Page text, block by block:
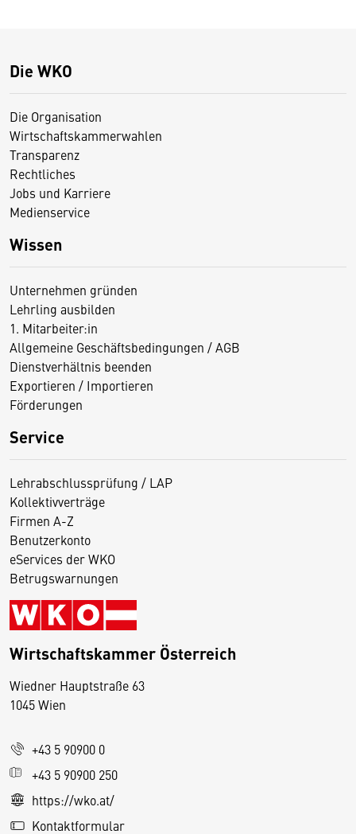
Die WKO
Die Organisation
Wirtschaftskammerwahlen
Transparenz
Rechtliches
Jobs und Karriere
Medienservice
Wissen
Unternehmen gründen
Lehrling ausbilden
1. Mitarbeiter:in
Allgemeine Geschäftsbedingungen / AGB
Dienstverhältnis beenden
Exportieren / Importieren
Förderungen
Service
Lehrabschlussprüfung / LAP
Kollektivverträge
Firmen A-Z
Benutzerkonto
eServices der WKO
Betrugswarnungen
Wirtschaftskammer Österreich
Wiedner Hauptstraße 63
1045 Wien
+43 5 90900 0
+43 5 90900 250
https://wko.at/
Kontaktformular
D
s
e
S
e